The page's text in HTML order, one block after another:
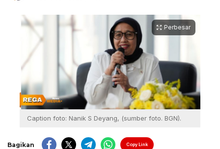
Perbesar
Caption foto: Nanik S Deyang, (sumber foto. BGN).
Bagikan Copy Link